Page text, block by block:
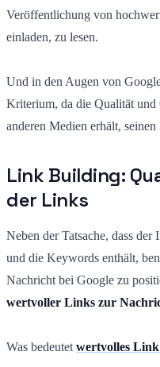
Veröffentlichung von
einladen, zu lesen.
Und in den Augen von
Kriterium, da die Qualität
anderen Medien erhält,
Link Building:
der Links
Neben der Tatsache, dass
und die Keywords enthält,
Nachricht bei Google zu
wertvoller Links zur
Was bedeutet wertvolles